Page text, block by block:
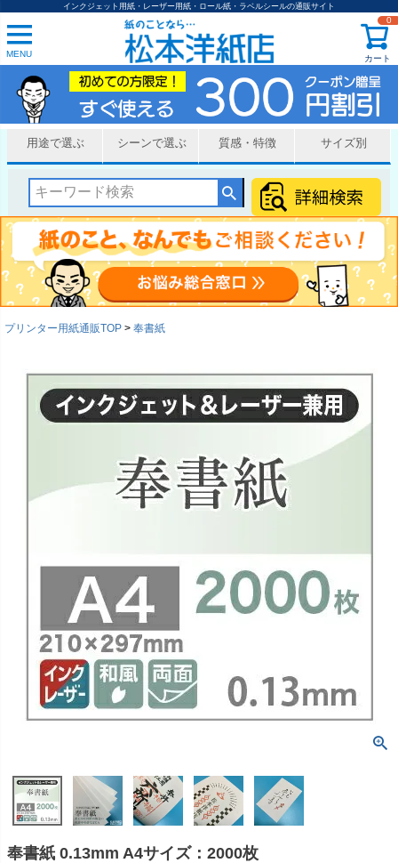
インクジェット用紙・レーザー用紙・ロール紙・ラベルシールの通販サイト
MENU カート
0
用途で選ぶ シーンで選ぶ 質感・特徴 サイズ別
プリンター用紙通販TOP 奉書紙
奉書紙 0.13mm A4サイズ：2000枚